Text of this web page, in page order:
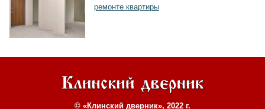
ремонте квартиры
© «Клинский дверник», 2022 г.